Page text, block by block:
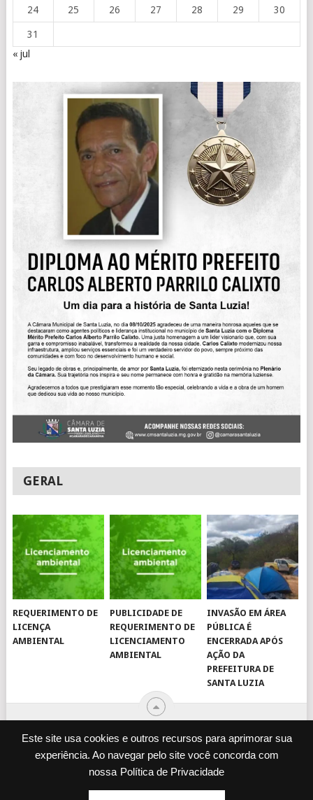
Este site usa cookies e outros recursos para aprimorar sua
experiência. Ao navegar pelo site você concorda com
nossa Política de Privacidade
24 25 26 27 28 29 30
31
« jul
GERAL
REQUERIMENTO DE
LICENÇA
AMBIENTAL
PUBLICIDADE DE
REQUERIMENTO DE
LICENCIAMENTO
AMBIENTAL
INVASÃO EM ÁREA
PÚBLICA É
ENCERRADA APÓS
AÇÃO DA
PREFEITURA DE
SANTA LUZIA